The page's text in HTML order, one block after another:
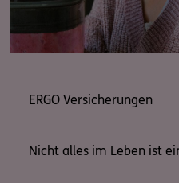
ERGO Versicherungen
Nicht alles im Leben ist